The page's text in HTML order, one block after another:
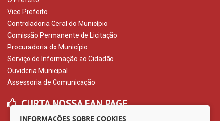
Vice Prefeito
Controladoria Geral do Município
Comissão Permanente de Licitação
Procuradoria do Município
Serviço de Informação ao Cidadão
Ouvidoria Municipal
Assessoria de Comunicação
CURTA NOSSA FAN PAGE
INFORMAÇÕES SOBRE COOKIES